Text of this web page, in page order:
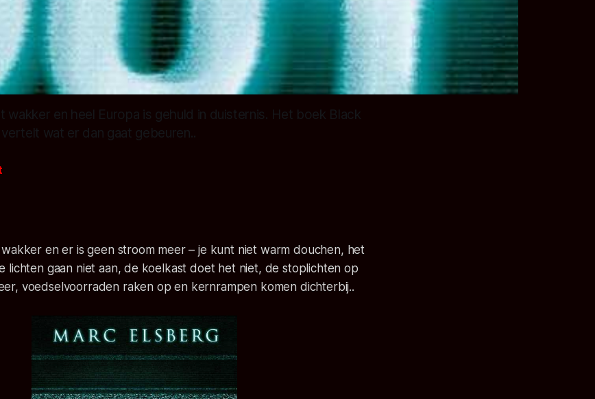
wakker en heel Europa is gehuld in duisternis. Het boek Black
wat er dan gaat gebeuren..
en er is geen stroom meer – je kunt niet warm douchen, het
lichten gaan niet aan, de koelkast doet het niet, de stoplichten op
voedselvoorraden raken op en kernrampen komen dichterbij..